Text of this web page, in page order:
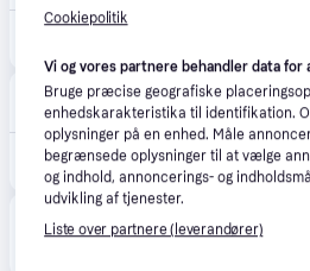
CompuMail 4.7(1207)
Bestillingsvare
KitchenAid Artisan 5KSM175PSEER Køkkenmaskine Empire-rød --> På fjernlager, levevering hos dig 13-08-2026
Produktet fås også hos 2 butikker
Cookiepolitik
Vi og vores partnere behandler data for
Bruge præcise geografiske
enhedskarakteristika til identifikation.
oplysninger på en enhed. Måle
begrænsede oplysninger til at vælge
og indhold, annoncerings- og
udvikling af tjenester.
Liste over partnere (leverandører)